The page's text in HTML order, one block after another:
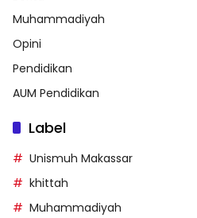
Muhammadiyah
Opini
Pendidikan
AUM Pendidikan
Label
Unismuh Makassar
khittah
Muhammadiyah